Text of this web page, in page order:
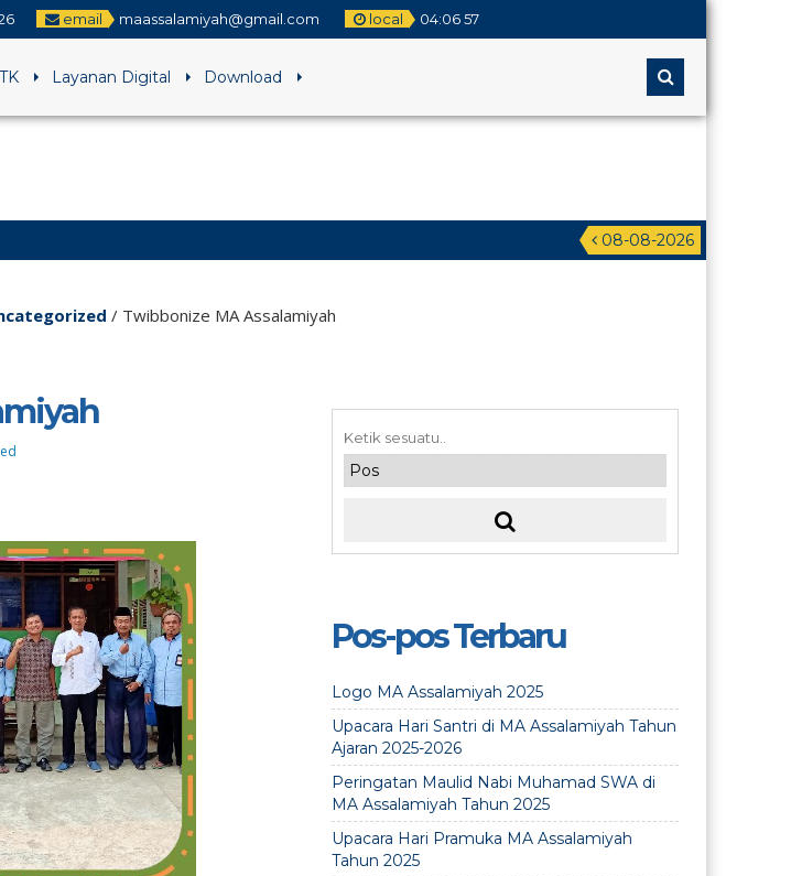
email maassalamiyah@gmail.com local 04:06 58
Layanan Digital Download
08-08-2026
/ Twibbonize MA Assalamiyah
Pos-pos Terbaru
Logo MA Assalamiyah 2025
Upacara Hari Santri di MA Assalamiyah Tahun
Ajaran 2025-2026
Peringatan Maulid Nabi Muhamad SWA di
MA Assalamiyah Tahun 2025
Upacara Hari Pramuka MA Assalamiyah
Tahun 2025